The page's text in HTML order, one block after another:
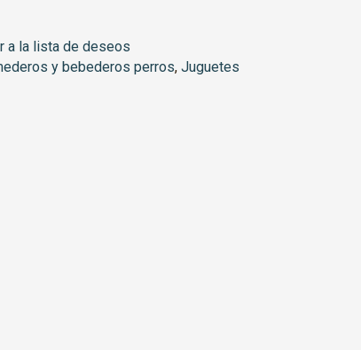
a la lista de deseos
y bebederos perros,Juguetes